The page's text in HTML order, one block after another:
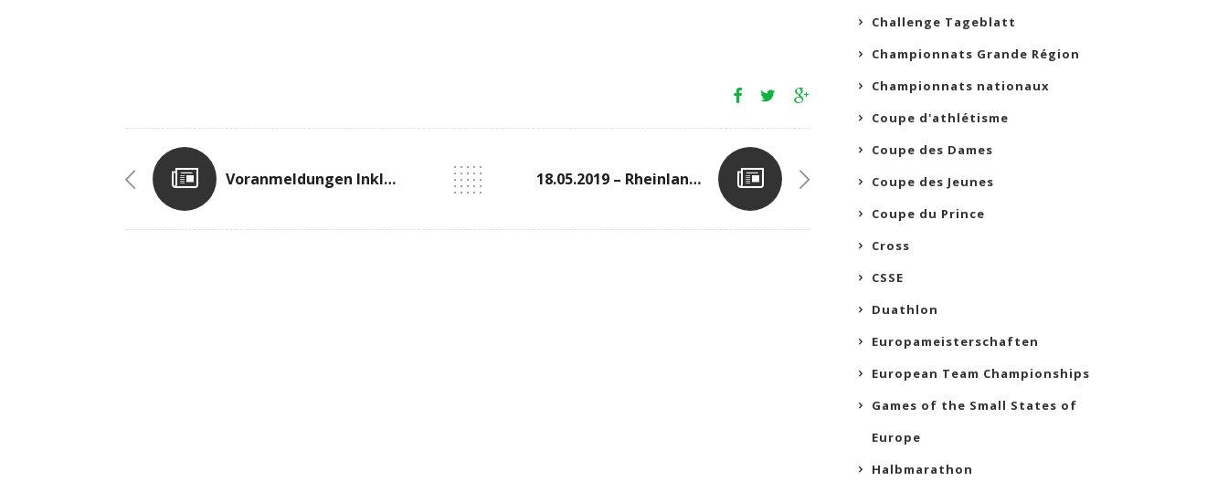
Voranmeldungen Inklusive Startnummern Des Musel-Triathlon 2019 18.05.2019 – Rheinlandmeisterschaften In Bad Neuenahr-Ahrweiler
Challenge Tageblatt
Championnats Grande Région
Championnats nationaux
Coupe d'athlétisme
Coupe des Dames
Coupe des Jeunes
Coupe du Prince
Cross
CSSE
Duathlon
Europameisterschaften
European Team Championships
Games of the Small States of
Europe
Halbmarathon